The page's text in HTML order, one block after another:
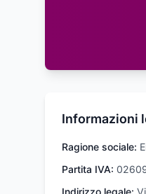
Informazioni
Ragione sociale:
Partita IVA:
Indirizzo legale: